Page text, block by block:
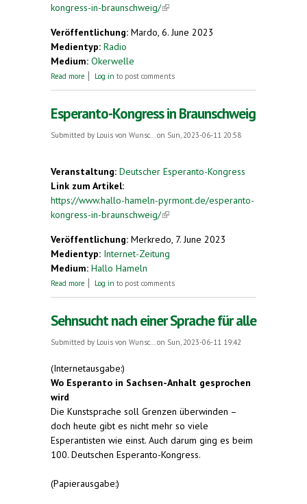
kongress-in-braunschweig/(link is external)
Veröffentlichung: Mardo, 6. June 2023
Medientyp: Radio
Medium: Okerwelle
Read more about Positive Bilanz: Nachlese vom 100. deutschen
Log in to post comments
Esperanto-Kongress in Braunschweig
Submitted by Louis von Wunsc... on Sun, 2023-06-11 20:58
Veranstaltung: Deutscher Esperanto-Kongress
Link zum Artikel:
https://www.hallo-hameln-pyrmont.de/esperanto-
kongress-in-braunschweig/(link is external)
Veröffentlichung: Merkredo, 7. June 2023
Medientyp: Internet-Zeitung
Medium: Hallo Hameln
Read more about Esperanto-Kongress in Braunschweig
Log in to post comments
Sehnsucht nach einer Sprache für alle
Submitted by Louis von Wunsc... on Sun, 2023-06-11 19:42
(Internetausgabe:)
Wo Esperanto in Sachsen-Anhalt gesprochen
wird
Die Kunstsprache soll Grenzen überwinden –
doch heute gibt es nicht mehr so viele
Esperantisten wie einst. Auch darum ging es beim
100. Deutschen Esperanto-Kongress.
(Papierausgabe:)